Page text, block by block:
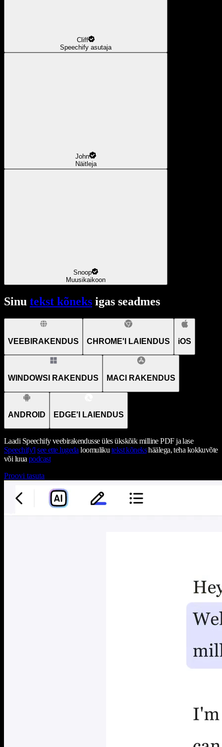
Cliff
Speechify asutaja
John
Näitleja
Snoop
Muusikaikoon
Sinu tekst kõneks igas seadmes
VEEBIRAKENDUS CHROME'I LAIENDUS iOS
WINDOWSI RAKENDUS MACI RAKENDUS
ANDROID EDGE'I LAIENDUS
Laadi Speechify veebirakendusse üles ükskõik milline PDF ja lase
Speechify'l see ette lugeda loomuliku tekst kõnekshäälega, teha kokkuvõte
või luua podcast
Proovi tasuta